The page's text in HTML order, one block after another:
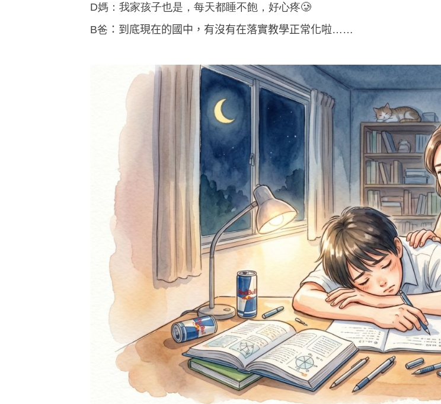
D媽：我家孩子也是，每天都睡不飽，好心疼🥲
B爸 ： 到底現在的國中，有沒有在落實教學正常化啦……